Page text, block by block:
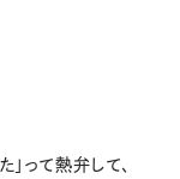
って熱弁して、